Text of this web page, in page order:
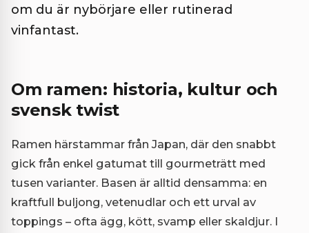
om du är nybörjare eller rutinerad
vinfantast.
Om ramen: historia, kultur och
svensk twist
Ramen härstammar från Japan, där den snabbt
gick från enkel gatumat till gourmeträtt med
tusen varianter. Basen är alltid densamma: en
kraftfull buljong, vetenudlar och ett urval av
toppings – ofta ägg, kött, svamp eller skaldjur. I